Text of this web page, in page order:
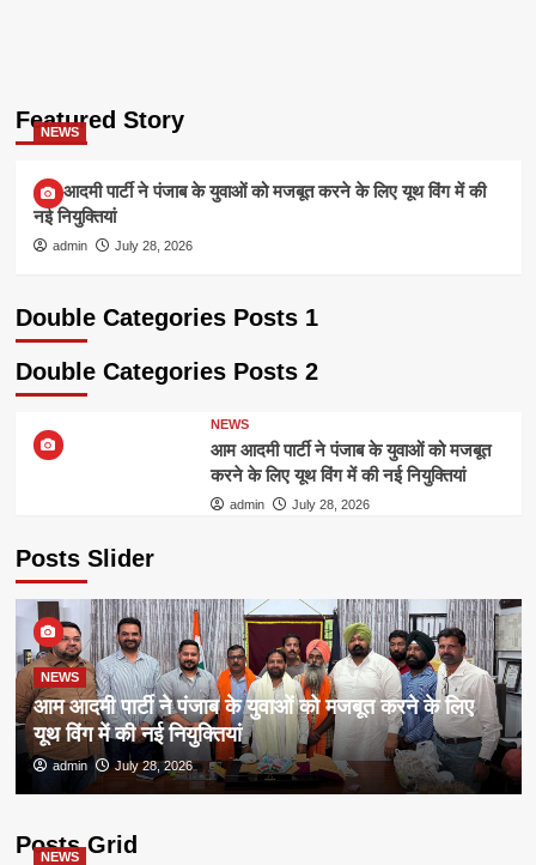
Featured Story
NEWS
आम आदमी पार्टी ने पंजाब के युवाओं को मजबूत करने के लिए यूथ विंग में की
नई नियुक्तियां
admin July 28, 2026
Double Categories Posts 1
Double Categories Posts 2
NEWS
आम आदमी पार्टी ने पंजाब के युवाओं को मजबूत
करने के लिए यूथ विंग में की नई नियुक्तियां
admin July 28, 2026
Posts Slider
NEWS
आम आदमी पार्टी ने पंजाब के युवाओं को मजबूत करने के लिए
यूथ विंग में की नई नियुक्तियां
admin July 28, 2026
Posts Grid
NEWS